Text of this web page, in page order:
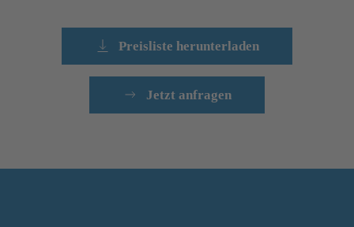
Preisliste herunterladen
Jetzt anfragen